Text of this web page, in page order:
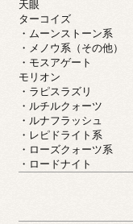
天眼
ターコイズ
・ムーンストーン系
・メノウ系（その他）
・モスアゲート
モリオン
・ラピスラズリ
・ルチルクォーツ
・ルナフラッシュ
・レピドライト系
・ローズクォーツ系
・ロードナイト